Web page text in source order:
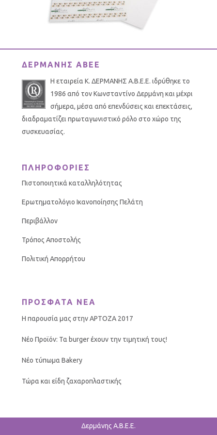
ΔΕΡΜΑΝΗΣ ΑΒΕΕ
Η εταιρεία Κ. ΔΕΡΜΑΝΗΣ Α.Β.Ε.Ε. ιδρύθηκε το
1986 από τον Κωνσταντίνο Δερμάνη και μέχρι
σήμερα, μέσα από επενδύσεις και επεκτάσεις,
διαδραματίζει πρωταγωνιστικό ρόλο στο χώρο της
συσκευασίας.
ΠΛΗΡΟΦΟΡΙΕΣ
Πιστοποιητικά καταλληλότητας
Ερωτηματολόγιο Ικανοποίησης Πελάτη
Περιβάλλον
Τρόπος Αποστολής
Πολιτική Απορρήτου
ΠΡΟΣΦΑΤΑ ΝΕΑ
Η παρουσία μας στην ΑΡΤΟΖΑ 2017
Νέο Προϊόν: Τα burger έχουν την τιμητική τους!
Νέο τύπωμα Bakery
Τώρα και είδη ζαχαροπλαστικής
Δερμάνης Α.Β.Ε.Ε.